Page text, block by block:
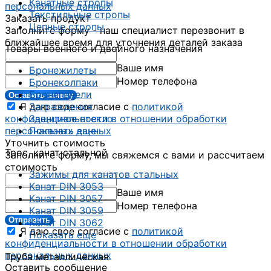
Канатные стропы
Текстильные стропы
Цепные стропы
Товары военного и двойного назначения
Бронежилеты
Бронеколпаки
Бронепанели
Заграждения
Защитное стекло
Показать еще
Трос, канат стальной
Зажимы для канатов стальных
Канат DIN 3053
Канат DIN 3057
Канат DIN 3059
Канат DIN 3062
Показать еще
Труба металлическая
персональных данных
Заказать продукт
Заполните форму - наш специалист перезвонит в
ближайшее время для уточнения деталей заказа
Ваше имя
Номер телефона
Оставить заявку
Я даю свое согласие с политикой
конфиденциальности в отношении обработки
персональных данных
Уточнить стоимость
Заполните форму, мы свяжемся с вами и рассчитаем
стоимость
Ваше имя
Номер телефона
Отправить
Я даю свое согласие с политикой
конфиденциальности в отношении обработки
персональных данных
Оставить сообщение